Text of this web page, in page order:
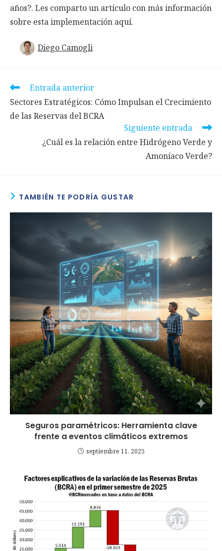
años?. Les comparto un artículo con más información
sobre esta implementación aquí.
Diego Camogli
Leer
artículos
Entrada anterior
Sectores Estratégicos: Cómo Impulsan el Crecimiento
de las Reservas del BCRA
Siguiente entrada
¿Cuál es la relación entre Hidrógeno Verde y
Amoníaco Verde?
TAMBIÉN TE PODRÍA GUSTAR
Seguros paramétricos: Herramienta clave
frente a eventos climáticos extremos
septiembre 11, 2025